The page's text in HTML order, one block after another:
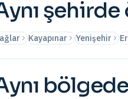
şehirde
Kayapınar Yenişehir